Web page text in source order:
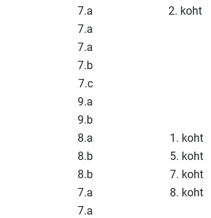
7.a 2. koht
7.a
7.a
7.b
7.c
9.a
9.b
8.a 1. koht
8.b 5. koht
8.b 7. koht
7.a 8. koht
7.a